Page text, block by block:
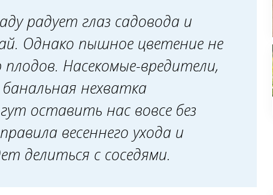
ожог на ранней стадии, отличить его
в зависимости от степени поражения?
плодообразования и борную кислоту?
и фунгицидами? Заменяют ли они
кальцием легко и просто?
радует глаз садовода и
Однако пышное цветение не
Насекомые-вредители,
нехватка
оставить нас вовсе без
весеннего ухода и
делиться с соседями.